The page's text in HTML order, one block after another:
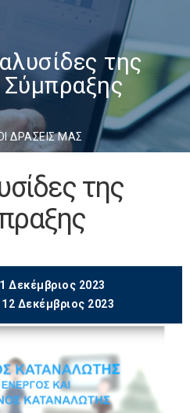
της
ΔΡΑΣΕΙΣ ΜΑΣ
της
Δεκέμβριος 2023
12 Δεκέμβριος 2023